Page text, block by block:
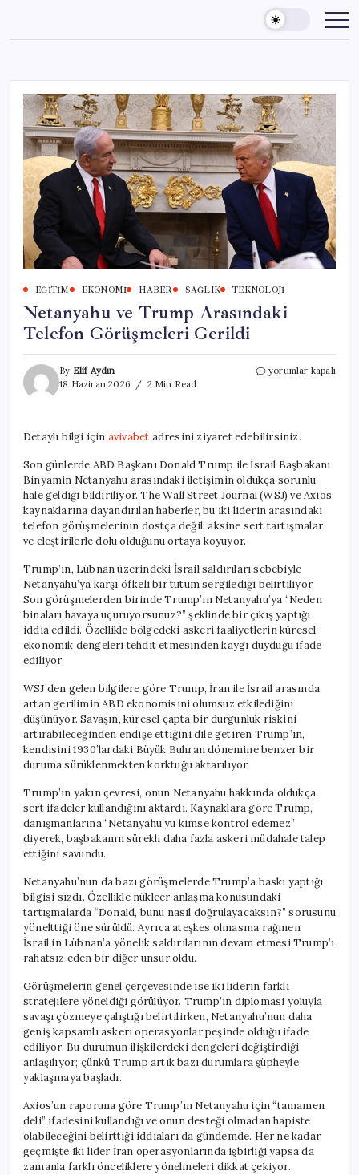
content
EĞITIM EKONOMI HABER SAĞLIK TEKNOLOJI
Netanyahu ve Trump Arasındaki
Telefon Görüşmeleri Gerildi
By Elif Aydın
18 Haziran 2026
2 Min Read
Netanyahu
Görüşmeleri
için
yorumlar kapalı
Detaylı bilgi için avivabet adresini ziyaret edebilirsiniz.
Son günlerde ABD Başkanı Donald Trump ile İsrail Başbakanı
Binyamin Netanyahu arasındaki iletişimin oldukça sorunlu
hale geldiği bildiriliyor. The Wall Street Journal (WSJ) ve Axios
kaynaklarına dayandırılan haberler, bu iki liderin arasındaki
telefon görüşmelerinin dostça değil, aksine sert tartışmalar
ve eleştirilerle dolu olduğunu ortaya koyuyor.
Trump’ın, Lübnan üzerindeki İsrail saldırıları sebebiyle
Netanyahu’ya karşı öfkeli bir tutum sergilediği belirtiliyor.
Son görüşmelerden birinde Trump’ın Netanyahu’ya “Neden
binaları havaya uçuruyorsunuz?” şeklinde bir çıkış yaptığı
iddia edildi. Özellikle bölgedeki askeri faaliyetlerin küresel
ekonomik dengeleri tehdit etmesinden kaygı duyduğu ifade
ediliyor.
WSJ’den gelen bilgilere göre Trump, İran ile İsrail arasında
artan gerilimin ABD ekonomisini olumsuz etkilediğini
düşünüyor. Savaşın, küresel çapta bir durgunluk riskini
artırabileceğinden endişe ettiğini dile getiren Trump’ın,
kendisini 1930’lardaki Büyük Buhran dönemine benzer bir
duruma sürüklenmekten korktuğu aktarılıyor.
Trump’ın yakın çevresi, onun Netanyahu hakkında oldukça
sert ifadeler kullandığını aktardı. Kaynaklara göre Trump,
danışmanlarına “Netanyahu’yu kimse kontrol edemez”
diyerek, başbakanın sürekli daha fazla askeri müdahale talep
ettiğini savundu.
Netanyahu’nun da bazı görüşmelerde Trump’a baskı yaptığı
bilgisi sızdı. Özellikle nükleer anlaşma konusundaki
tartışmalarda “Donald, bunu nasıl doğrulayacaksın?” sorusunu
yönelttiği öne sürüldü. Ayrıca ateşkes olmasına rağmen
İsrail’in Lübnan’a yönelik saldırılarının devam etmesi Trump’ı
rahatsız eden bir diğer unsur oldu.
Görüşmelerin genel çerçevesinde ise iki liderin farklı
stratejilere yöneldiği görülüyor. Trump’ın diplomasi yoluyla
savaşı çözmeye çalıştığı belirtilirken, Netanyahu’nun daha
geniş kapsamlı askeri operasyonlar peşinde olduğu ifade
ediliyor. Bu durumun ilişkilerdeki dengeleri değiştirdiği
anlaşılıyor; çünkü Trump artık bazı durumlara şüpheyle
yaklaşmaya başladı.
Axios’un raporuna göre Trump’ın Netanyahu için “tamamen
deli” ifadesini kullandığı ve onun desteği olmadan hapiste
olabileceğini belirttiği iddiaları da gündemde. Her ne kadar
geçmişte iki lider İran operasyonlarında işbirliği yapsa da
zamanla farklı önceliklere yönelmeleri dikkat çekiyor.